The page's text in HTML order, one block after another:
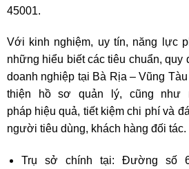
45001.
Với kinh nghiệm, uy tín, năng lực
những hiểu biết các tiêu chuẩn, quy
doanh nghiệp tại Bà Rịa – Vũng
thiện hồ sơ quản lý, cũng như
pháp hiệu quả, tiết kiệm chi phí và
người tiêu dùng, khách hàng đối tác.
Trụ sở chính tại: Đường số